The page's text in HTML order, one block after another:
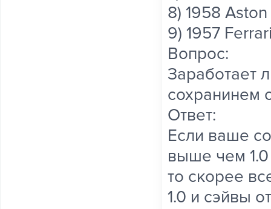
8) 1958
9) 1957
Вопрос:
Заработает
сохранинем
Ответ:
Если ваше
выше чем
то скорее
1.0 и сэйвы